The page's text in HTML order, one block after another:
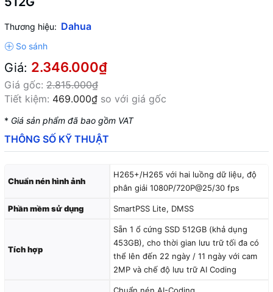
Thương hiệu: Dahua
Giá: 2.346.000₫
Giá gốc: 2.815.000₫
Tiết kiệm: 469.000₫ so với giá gốc
* Giá sản phẩm đã bao gồm VAT
THÔNG SỐ KỸ THUẬT
Chuẩn nén hình ảnh
H265+/H265 với hai luồng dữ liệu, độ
phân giải 1080P/720P@25/30 fps
Phần mềm sử dụng SmartPSS Lite, DMSS
Tích hợp
Sẵn 1 ổ cứng SSD 512GB (khả dụng
453GB), cho thời gian lưu trữ tối đa có
thể lên đến 22 ngày / 11 ngày với cam
2MP và chế độ lưu trữ AI Coding